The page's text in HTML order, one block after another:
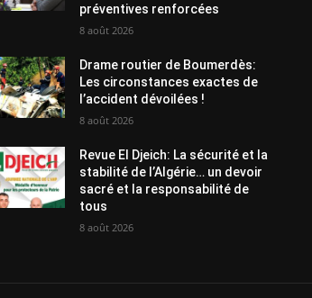
préventives renforcées
8 août 2026
Drame routier de Boumerdès:
Les circonstances exactes de
l’accident dévoilées !
8 août 2026
Revue El Djeich: La sécurité et la
stabilité de l’Algérie… un devoir
sacré et la responsabilité de
tous
8 août 2026